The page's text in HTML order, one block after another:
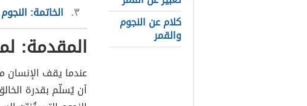
كلام عن النجوم
والقمر
٣ الخاتمة:
المقدمة:
عندما يقف الإنسان
أن يُسلّم بقدرة